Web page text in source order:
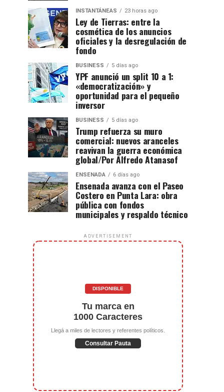
INSTANTÁNEAS 23 horas ago
Ley de Tierras: entre la
cosmética de los anuncios
oficiales y la desregulación de
fondo
BUSINESS 5 días ago
YPF anunció un split 10 a 1:
«democratización» y
oportunidad para el pequeño
inversor
BUSINESS 5 días ago
Trump refuerza su muro
comercial: nuevos aranceles
reavivan la guerra económica
global/Por Alfredo Atanasof
ENSENADA 6 días ago
Ensenada avanza con el Paseo
Costero en Punta Lara: obra
pública con fondos
municipales y respaldo técnico
ADVERTISEMENT
DISPONIBLE
Tu marca en
1000 Caracteres
Llegá a miles de lectores y referentes políticos.
Consultar Pauta